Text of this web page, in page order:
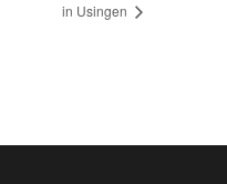
in Usingen